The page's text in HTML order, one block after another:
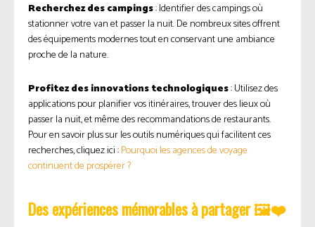
Recherchez des campings: Identifier des campings où
stationner votre van et passer la nuit. De nombreux sites offrent
des équipements modernes tout en conservant une ambiance
proche de la nature.
Profitez des innovations technologiques: Utilisez des
applications pour planifier vos itinéraires, trouver des lieux où
passer la nuit, et même des recommandations de restaurants.
Pour en savoir plus sur les outils numériques qui facilitent ces
recherches, cliquez ici :Pourquoi les agences de voyage
continuent de prospérer ?
Des expériences mémorables à partager 🖼️❤️